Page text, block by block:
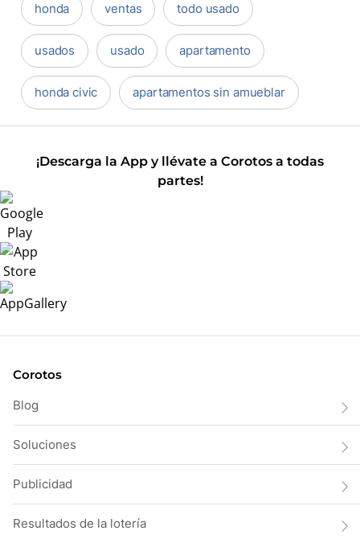
honda ventas todo usado
usados usado apartamento
honda civic apartamentos sin amueblar
¡Descarga la App y llévate a Corotos a todas
partes!
Corotos
Blog
Soluciones
Publicidad
Resultados de la lotería